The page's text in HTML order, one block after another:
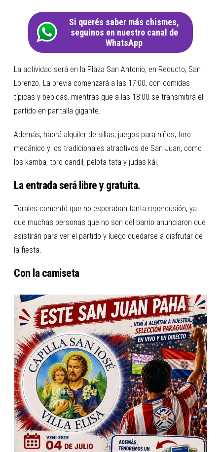
Si querés saber más chismes,
seguinos en nuestro canal de
WhatsApp
La actividad será en la Plaza San Antonio, en Reducto, San
Lorenzo. La previa comenzará a las 17:00, con comidas
típicas y bebidas, mientras que a las 18:00 se transmitirá el
partido en pantalla gigante.
Además, habrá alquiler de sillas, juegos para niños, toro
mecánico y los tradicionales atractivos de San Juan, como
los kamba, toro candil, pelota tata y judas kái.
La entrada será libre y gratuita.
Torales comentó que no esperaban tanta repercusión, ya
que muchas personas que no son del barrio anunciaron que
asistirán para ver el partido y luego quedarse a disfrutar de
la fiesta.
Con la camiseta